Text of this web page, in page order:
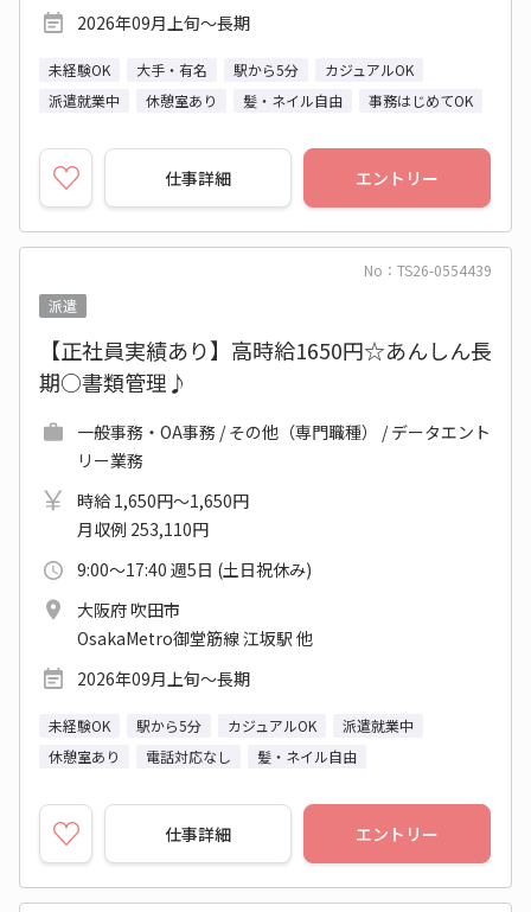
2026年09月上旬～長期
未経験OK 大手・有名 駅から5分
カジュアルOK
派遣就業中
休憩室あり 髪・ネイル自由 事務はじめてOK
仕事詳細 エントリー
No：TS26-0554439
派遣
【正社員実績あり】高時給1650円☆あんしん長
期○書類管理♪
一般事務・OA事務 / その他（専門職種） / データエント
リー業務
時給 1,650円～1,650円
月収例 253,110円
9:00～17:40 週5日 (土日祝休み)
大阪府 吹田市
OsakaMetro御堂筋線 江坂駅 他
2026年09月上旬～長期
未経験OK 駅から5分 カジュアルOK
派遣就業中
休憩室あり
電話対応なし 髪・ネイル自由
仕事詳細 エントリー